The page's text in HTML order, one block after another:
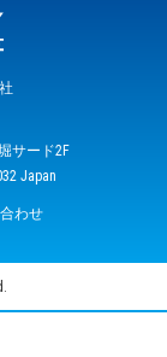
サード2F
Japan
わせ